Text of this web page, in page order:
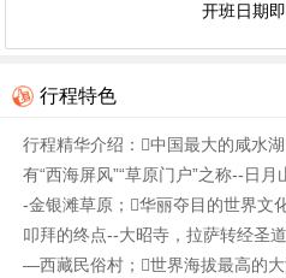
开班日期
行程特色
行程精华介绍：中国最大的咸水
有“西海屏风”“草原门户”之称--日
-金银滩草原；华丽夺目的世界文
叩拜的终点--大昭寺，拉萨转经圣
—西藏民俗村；世界海拔最高的